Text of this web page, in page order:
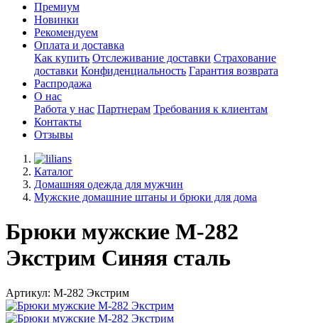
Премиум
Новинки
Рекомендуем
Оплата и доставка
Как купить Отслеживание доставки Страхование
доставки Конфиденциальность Гарантия возврата
Распродажа
О нас
Работа у нас Партнерам Требования к клиентам
Контакты
Отзывы
Каталог
Домашняя одежда для мужчин
Мужские домашние штаны и брюки для дома
Брюки мужские М-282
Экстрим Синяя сталь
Артикул: М-282 Экстрим